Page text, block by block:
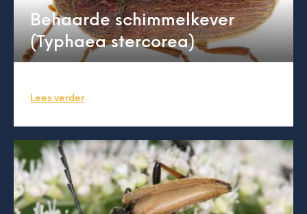
Behaarde schimmelkever
(Typhaea stercorea)
Lees verder